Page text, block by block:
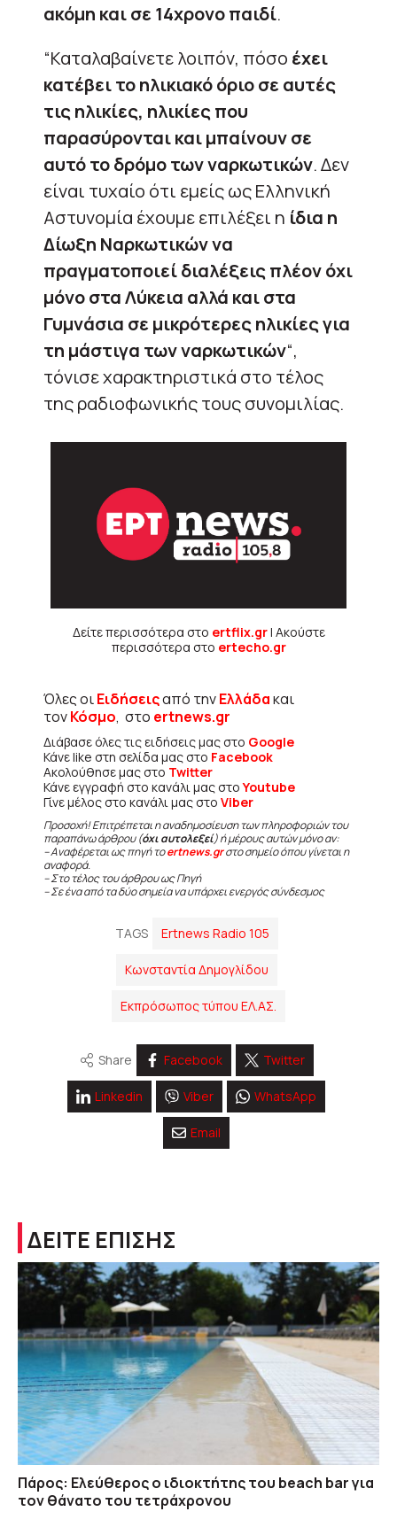
ακόμη και σε 14χρονο παιδί.
“Καταλαβαίνετε λοιπόν, πόσο έχει
κατέβει το ηλικιακό όριο σε αυτές
τις ηλικίες, ηλικίες που
παρασύρονται και μπαίνουν σε
αυτό το δρόμο των ναρκωτικών. Δεν
είναι τυχαίο ότι εμείς ως Ελληνική
Αστυνομία έχουμε επιλέξει η ίδια η
Δίωξη Ναρκωτικών να
πραγματοποιεί διαλέξεις πλέον όχι
μόνο στα Λύκεια αλλά και στα
Γυμνάσια σε μικρότερες ηλικίες για
τη μάστιγα των ναρκωτικών“,
τόνισε χαρακτηριστικά στο τέλος
της ραδιοφωνικής τους συνομιλίας.
Δείτε περισσότερα στο ertflix.gr| Ακούστε
περισσότερα στο ertecho.gr
Όλες οιΕιδήσειςαπό τηνΕλλάδακαι
τονΚόσμο, στο ertnews.gr
Διάβασε όλες τις ειδήσεις μας στο Google
Κάνε like στη σελίδα μας στο Facebook
Ακολούθησε μας στο Twitter
Κάνε εγγραφή στο κανάλι μας στοYoutube
Γίνε μέλος στο κανάλι μας στο Viber
Προσοχή! Επιτρέπεται η αναδημοσίευση των πληροφοριών του
παραπάνω άρθρου (όχι αυτολεξεί) ή μέρους αυτών μόνο αν:
– Αναφέρεται ως πηγή τοertnews.grστο σημείο όπου γίνεται η
αναφορά.
– Στο τέλος του άρθρου ως Πηγή
– Σε ένα από τα δύο σημεία να υπάρχει ενεργός σύνδεσμος
TAGS Ertnews Radio 105
Kωνσταντία Δημογλίδου
Εκπρόσωπος τύπου ΕΛ.ΑΣ.
Share Facebook Twitter
Linkedin Viber WhatsApp
Email
ΔΕΙΤΕ ΕΠΙΣΗΣ
Πάρος: Ελεύθερος ο ιδιοκτήτης του beach bar για
τον θάνατο του τετράχρονου